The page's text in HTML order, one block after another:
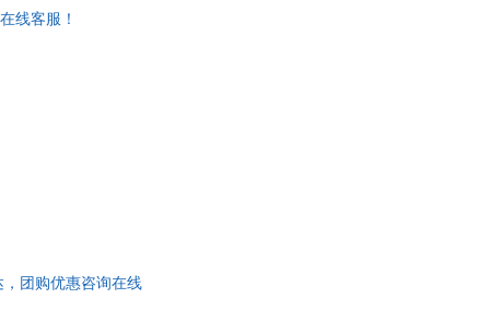
线客服！
，团购优惠咨询在线